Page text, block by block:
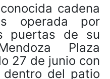
cadena
operada por
puertas de su
Plaza
27 de junio con
dentro del patio